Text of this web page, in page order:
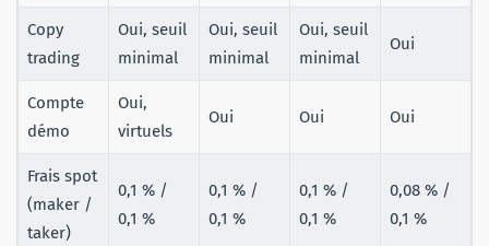
Copy
trading
Oui, seuil
minimal
Oui, seuil
minimal
Oui, seuil
minimal
Oui
Compte
démo
Oui,
virtuels
Oui Oui Oui
Frais spot
(maker /
taker)
0,1 % /
0,1 %
0,1 % /
0,1 %
0,1 % /
0,1 %
0,08 % /
0,1 %